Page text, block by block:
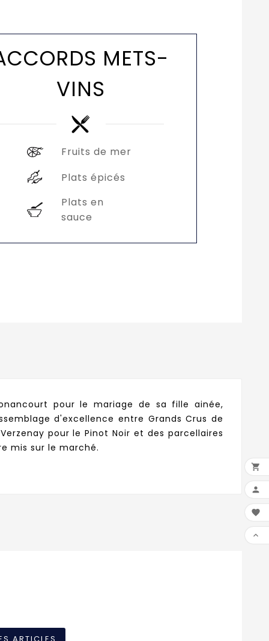
METS-
VINS
Fruits de mer
Plats épicés
Plats en
sauce
pour le mariage de sa fille ainée,
d'excellence entre Grands Crus de
pour le Pinot Noir et des parcellaires
mis sur le marché.



